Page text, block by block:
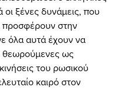
οι ξένες δυνάμεις, που
προσφέρουν στην
όλα αυτά έχουν να
θεωρούμενες ως
του ρωσικού
καιρό στον